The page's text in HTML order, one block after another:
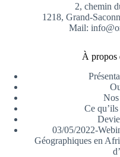
2, chemin
1218, Grand-
Mail:
À propos
Nos
Ce
03/05/2022-
Géographiques en